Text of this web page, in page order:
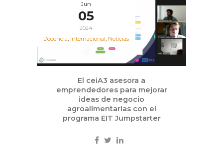
Jun
05
2024
Docencia, Internacional, Noticias
El ceiA3 asesora a
emprendedores para mejorar
ideas de negocio
agroalimentarias con el
programa EIT Jumpstarter